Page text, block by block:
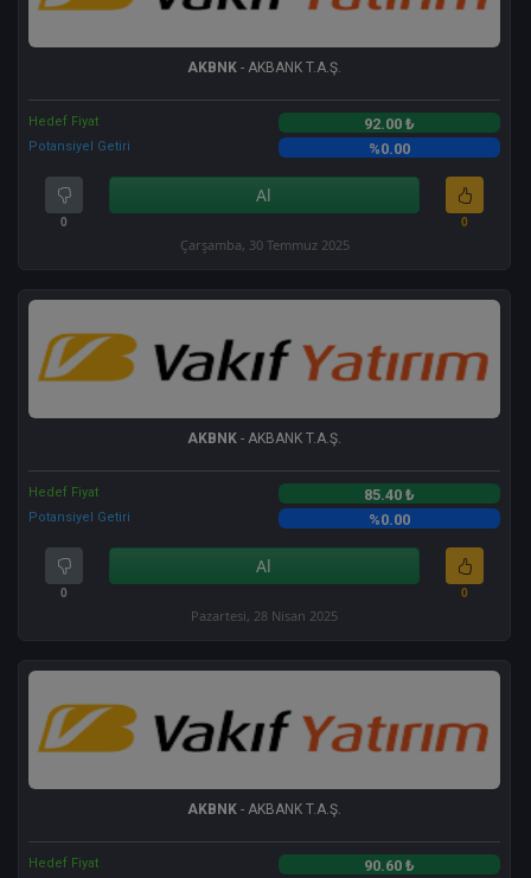
AKBNK - AKBANK T.A.Ş.
Hedef Fiyat 92.00 ₺
Potansiyel Getiri %0.00
0
Al
0
Çarşamba, 30 Temmuz 2025
AKBNK - AKBANK T.A.Ş.
Hedef Fiyat 85.40 ₺
Potansiyel Getiri %0.00
0
Al
0
Pazartesi, 28 Nisan 2025
AKBNK - AKBANK T.A.Ş.
Hedef Fiyat 90.60 ₺